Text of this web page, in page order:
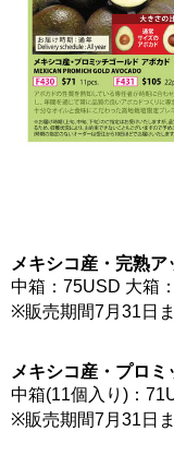
メキシコ産・完熟
中箱：75USD 大箱
※販売期間7月31日
メキシコ産・プロ
中箱(11個入り)：
※販売期間7月31日